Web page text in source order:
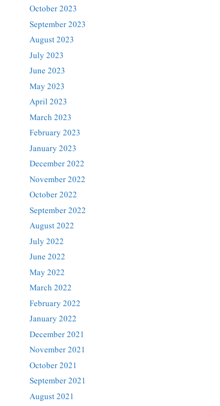
October 2023
September 2023
August 2023
July 2023
June 2023
May 2023
April 2023
March 2023
February 2023
January 2023
December 2022
November 2022
October 2022
September 2022
August 2022
July 2022
June 2022
May 2022
March 2022
February 2022
January 2022
December 2021
November 2021
October 2021
September 2021
August 2021